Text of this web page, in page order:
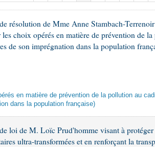
résolution de Mme Anne Stambach-
choix opérés en matière de prévention de
de son imprégnation dans la population
en matière de prévention de la pollution au
dans la population française)
loi de M. Loïc Prud'homme visant à
ultra-transformées et en renforçant la